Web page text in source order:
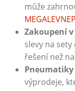
⁤může
Zakoupení
slevy ⁢na
řešení než
Pneumatiky
výprodeje,